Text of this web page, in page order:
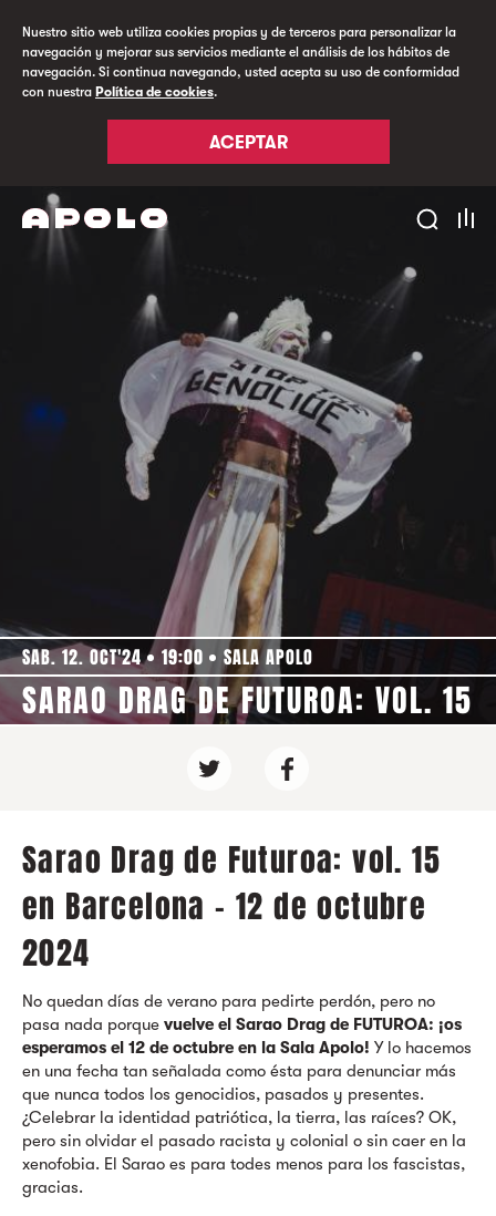
Nuestro sitio web utiliza cookies propias y de terceros para personalizar la
navegación y mejorar sus servicios mediante el análisis de los hábitos de
navegación. Si continua navegando, usted acepta su uso de conformidad
con nuestra Política de cookies.
ACEPTAR
SAB. 12. OCT'24 19:00 SALA APOLO
SARAO DRAG DE FUTUROA: VOL. 15
Sarao Drag de Futuroa: vol. 15
en Barcelona - 12 de octubre
2024
No quedan días de verano para pedirte perdón, pero no
pasa nada porque vuelve el Sarao Drag de FUTUROA: ¡os
esperamos el 12 de octubre en la Sala Apolo! Y lo hacemos
en una fecha tan señalada como ésta para denunciar más
que nunca todos los genocidios, pasados y presentes.
¿Celebrar la identidad patriótica, la tierra, las raíces? OK,
pero sin olvidar el pasado racista y colonial o sin caer en la
xenofobia. El Sarao es para todes menos para los fascistas,
gracias.